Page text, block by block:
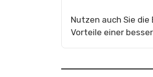
Nutzen auch Sie
Vorteile einer